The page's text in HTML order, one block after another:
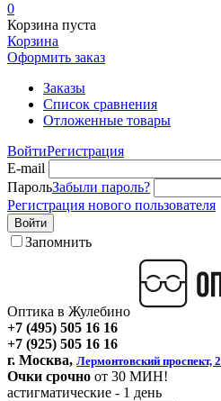
0
Корзина пуста
Корзина
Оформить заказ
Заказы
Список сравнения
Отложенные товары
ВойтиРегистрация
E-mail
ПарольЗабыли пароль?
Регистрация нового пользователя
Войти
Запомнить
Оптика в Жулебино
+7 (495) 505 16 16
+7 (925) 505 16 16
г. Москва, Лермонтовский проспект, 2
Очки срочно от 30 МИН!
астигматические - 1 день